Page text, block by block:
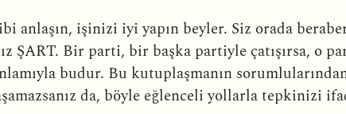
anlaşın, işinizi iyi yapın beyler. Siz orada
ŞART. Bir parti, bir başka partiyle çatışırsa, o
budur. Bu kutuplaşmanın
da, böyle eğlenceli yollarla tepkinizi